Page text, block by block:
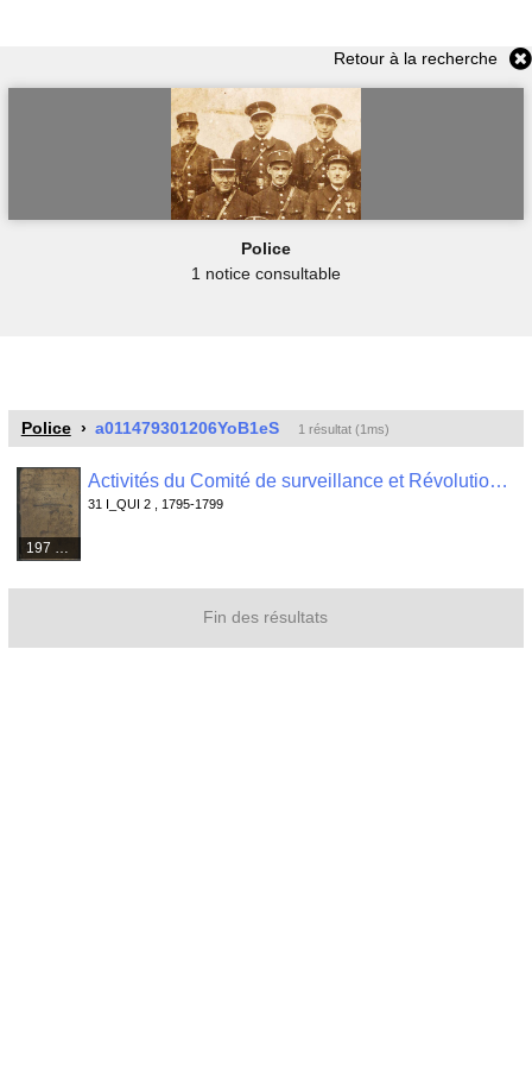
Retour à la recherche
Police
1 notice consultable
Police a011479301206YoB1eS 1 résultat (1ms)
Activités du Comité de surveillance et Révolutionnaire de Quimper Odet : registre de contrôle des passeports , 31 I_QUI 2
31 I_QUI 2 , 1795-1799
Fin des résultats